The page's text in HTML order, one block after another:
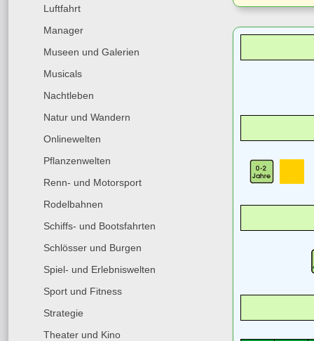
Luftfahrt
Manager
Museen und Galerien
Musicals
Nachtleben
Natur und Wandern
Onlinewelten
Pflanzenwelten
Renn- und Motorsport
Rodelbahnen
Schiffs- und Bootsfahrten
Schlösser und Burgen
Spiel- und Erlebniswelten
Sport und Fitness
Strategie
Theater und Kino